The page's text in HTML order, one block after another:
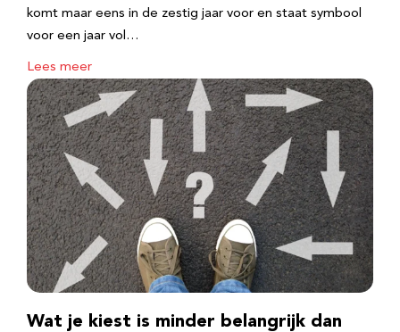
komt maar eens in de zestig jaar voor en staat symbool
voor een jaar vol…
Lees meer
Wat je kiest is minder belangrijk dan